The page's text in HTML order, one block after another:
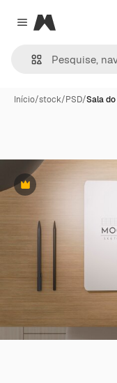
Close menu
Magnific
Início/stock/PSD/Sala
Premium